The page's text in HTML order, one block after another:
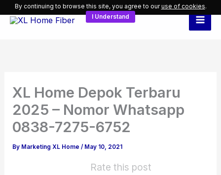
Skip
XL Home Depok Terbaru
2025 – Nomor Whatsapp
0838-7275-6752
By Marketing XL Home/ May 10, 2021
Rate this post
By continuing to browse this site, you agree to ouruse of cookies.
I Understand